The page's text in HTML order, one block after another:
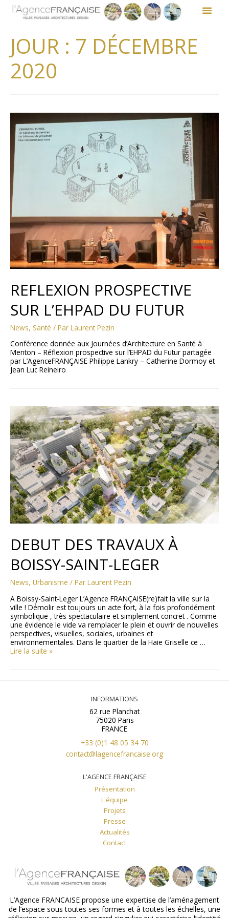
JOUR : 7 DÉCEMBRE
2020
REFLEXION PROSPECTIVE
SUR L’EHPAD DU FUTUR
News, Santé / Par Laurent Pezin
Conférence donnée aux Journées d’Architecture en Santé à
Menton – Réflexion prospective sur l’EHPAD du Futur partagée
par L’AgenceFRANÇAISE Philippe Lankry – Catherine Dormoy et
Jean Luc Reineiro
DEBUT DES TRAVAUX À
BOISSY-SAINT-LEGER
News, Urbanisme / Par Laurent Pezin
A Boissy-Saint-Leger L’Agence FRANÇAISE(re)fait la ville sur la
ville ! Démolir est toujours un acte fort, à la fois profondément
symbolique , très spectaculaire et simplement concret . Comme
une évidence le vide va remplacer le plein et ouvrir de nouvelles
perspectives, visuelles, sociales, urbaines et
environnementales. Dans le quartier de la Haie Griselle ce …
Lire la suite »
INFORMATIONS
62 rue Planchat
75020 Paris
FRANCE
+33 (0)1 48 05 34 70
contact@lagencefrancaise.org
L'AGENCE FRANÇAISE
Présentation
L'équipe
Projets
Presse
Actualités
Contact
L’Agence FRANCAISE propose une expertise de l’aménagement
de l’espace sous toutes ses formes et à toutes les échelles, une